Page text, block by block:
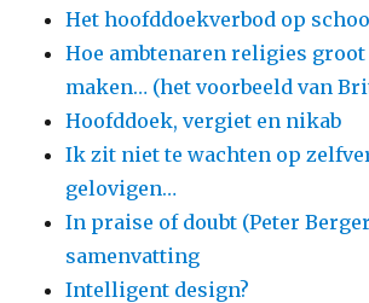
Het hoofddoekverbod op
Hoe ambtenaren religies
maken… (het voorbeeld van
Hoofddoek, vergiet en nikab
Ik zit niet te wachten op
gelovigen…
In praise of doubt (Peter
samenvatting
Intelligent design?